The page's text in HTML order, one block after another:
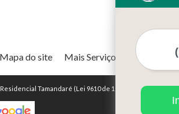
Mapa do site Mais Serviços
Tamandaré (Lei 9610 de 19/02/1998)